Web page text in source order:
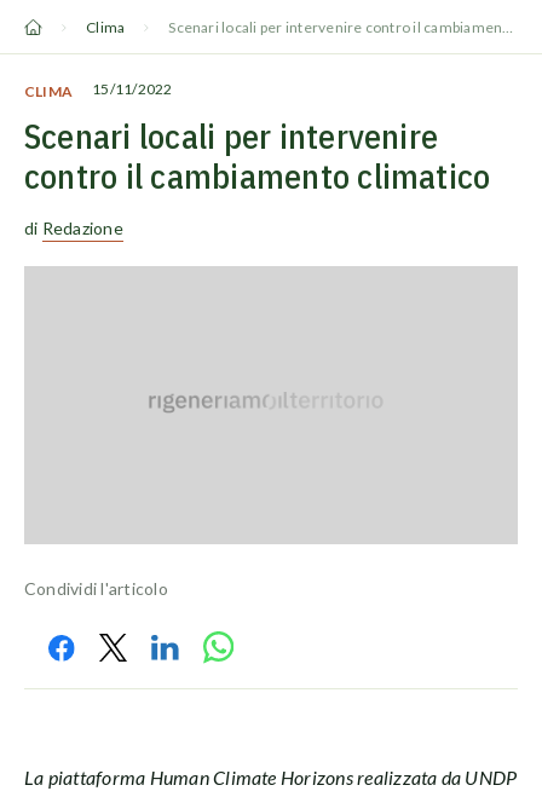
Clima Scenari locali per intervenire contro il cambiamento climatico
CLIMA 15/11/2022
Scenari locali per intervenire
contro il cambiamento climatico
di Redazione
Condividi l'articolo
La piattaforma Human Climate Horizons realizzata da UNDP